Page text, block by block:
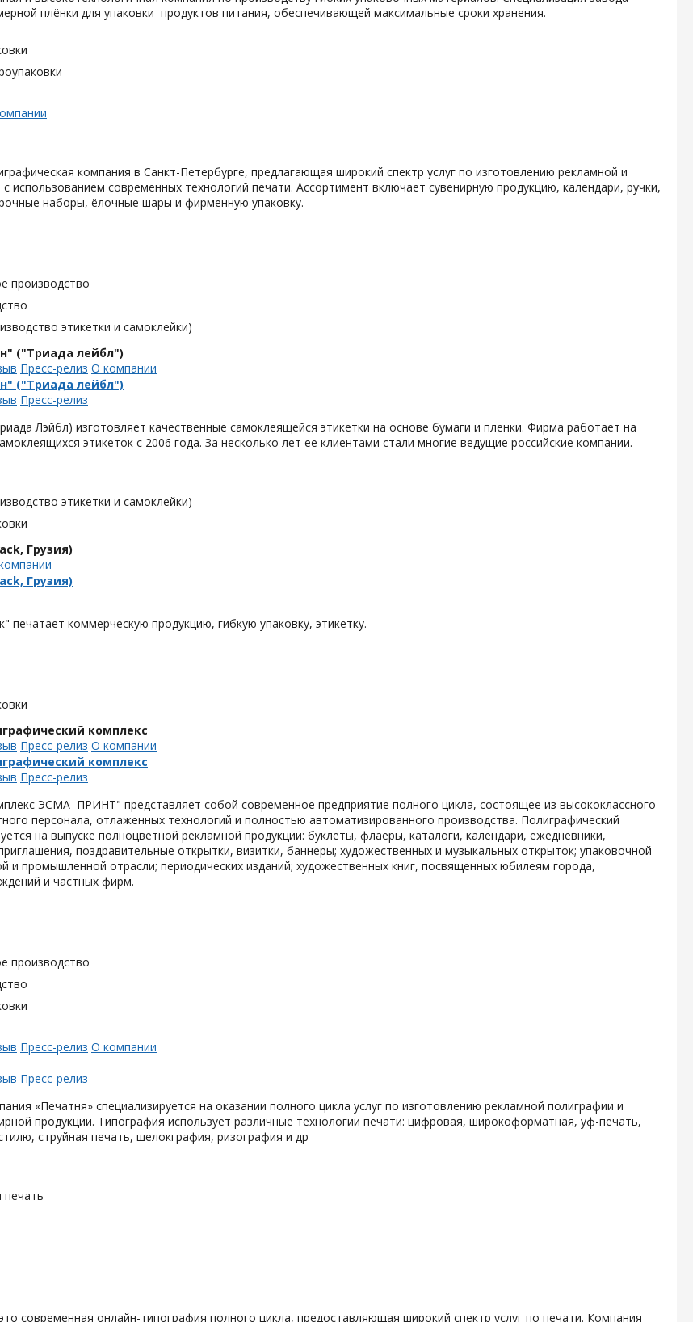
плёнки для упаковки продуктов питания, обеспечивающей максимальные сроки хранения.
компания в Санкт-Петербурге, предлагающая широкий спектр услуг по изготовлению рекламной и
с использованием современных технологий печати. Ассортимент включает сувенирную продукцию, календари, ручки,
наборы, ёлочные шары и фирменную упаковку.
производство
этикетки и самоклейки)
("Триада лейбл")
Пресс-релиз О компании
("Триада лейбл")
Пресс-релиз
Лэйбл) изготовляет качественные самоклеящейся этикетки на основе бумаги и пленки. Фирма работает на
этикеток с 2006 года. За несколько лет ее клиентами стали многие ведущие российские компании.
этикетки и самоклейки)
Грузия)
Грузия)
печатает коммерческую продукцию, гибкую упаковку, этикетку.
комплекс
Пресс-релиз О компании
комплекс
Пресс-релиз
ЭСМА–ПРИНТ" представляет собой современное предприятие полного цикла, состоящее из высококлассного
персонала, отлаженных технологий и полностью автоматизированного производства. Полиграфический
на выпуске полноцветной рекламной продукции: буклеты, флаеры, каталоги, календари, ежедневники,
поздравительные открытки, визитки, баннеры; художественных и музыкальных открыток; упаковочной
и промышленной отрасли; периодических изданий; художественных книг, посвященных юбилеям города,
и частных фирм.
производство
Пресс-релиз О компании
Пресс-релиз
«Печатня» специализируется на оказании полного цикла услуг по изготовлению рекламной полиграфии и
продукции. Типография использует различные технологии печати: цифровая, широкоформатная, уф-печать,
струйная печать, шелокграфия, ризография и др
современная онлайн-типография полного цикла, предоставляющая широкий спектр услуг по печати. Компания